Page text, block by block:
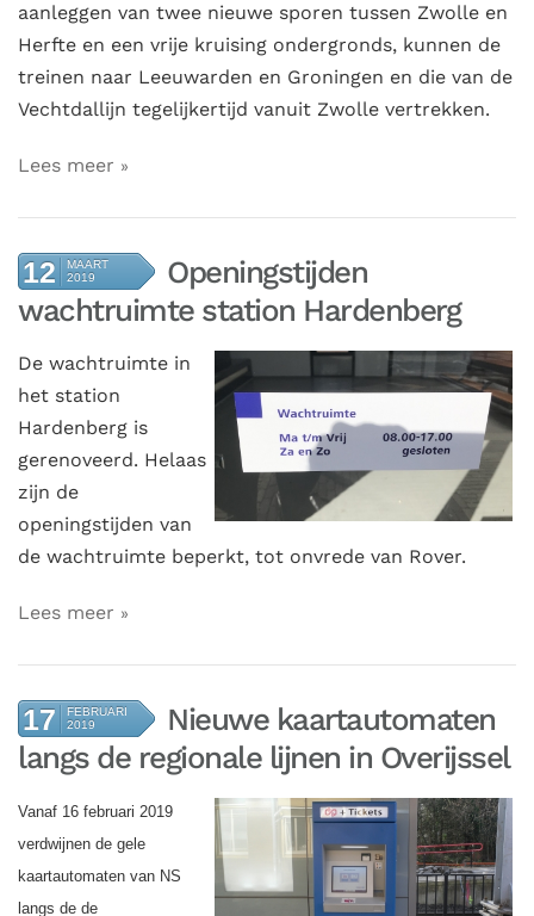
aanleggen van twee nieuwe sporen tussen Zwolle en
Herfte en een vrije kruising ondergronds, kunnen de
treinen naar Leeuwarden en Groningen en die van de
Vechtdallijn tegelijkertijd vanuit Zwolle vertrekken.
Lees meer
12
MAART
2019
Openingstijden
wachtruimte station Hardenberg
De wachtruimte in
het station
Hardenberg is
gerenoveerd. Helaas
zijn de
openingstijden van
de wachtruimte beperkt, tot onvrede van Rover.
Lees meer
17
FEBRUARI
2019
Nieuwe kaartautomaten
langs de regionale lijnen in Overijssel
Vanaf 16 februari 2019
verdwijnen de gele
kaartautomaten van NS
langs de de